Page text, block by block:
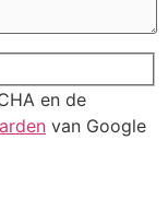
en de
van Google